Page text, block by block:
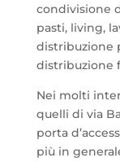
condivisione
pasti, living,
distribuzione
distribuzione
Nei molti
quelli di via
porta
più in